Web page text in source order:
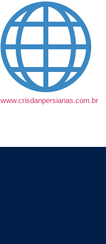
www.crisdanpersianas.com.br